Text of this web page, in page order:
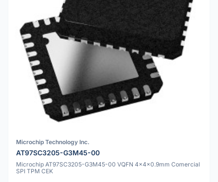
Microchip Technology Inc.
AT97SC3205-G3M45-00
Microchip AT97SC3205-G3M45-00 VQFN 4x4x0.9mm Comercial
SPI TPM CEK